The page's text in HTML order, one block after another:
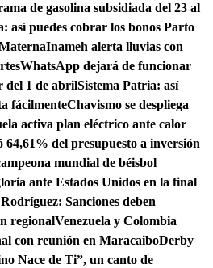
de gasolina subsidiada del 23 al
así puedes cobrar los bonos Parto
Inameh alerta lluvias con
WhatsApp dejará de funcionar
del 1 de abrilSistema Patria: así
fácilmenteChavismo se despliega
activa plan eléctrico ante calor
64,61% del presupuesto a inversión
mundial de béisbol
ante Estados Unidos en la final
Sanciones deben
regionalVenezuela y Colombia
con reunión en MaracaiboDerby
Nace de Ti”, un canto de